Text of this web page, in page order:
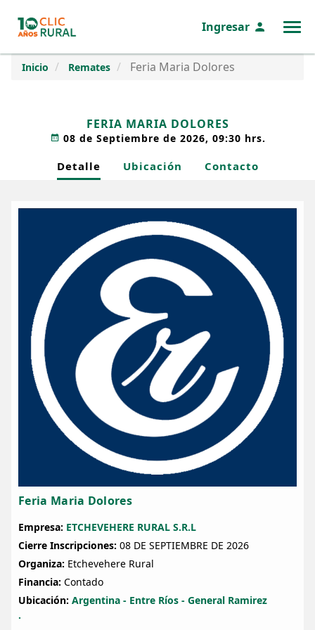
Ingresar
Inicio Remates Feria Maria Dolores
FERIA MARIA DOLORES
08 de Septiembre de 2026, 09:30 hrs.
Detalle Ubicación Contacto
Feria Maria Dolores
Empresa: ETCHEVEHERE RURAL S.R.L
Cierre Inscripciones: 08 DE SEPTIEMBRE DE 2026
Organiza: Etchevehere Rural
Financia: Contado
Ubicación: Argentina - Entre Ríos - General Ramirez
.